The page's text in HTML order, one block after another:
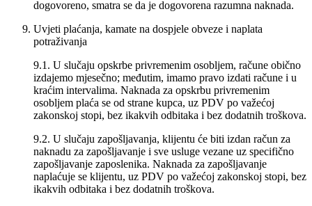
dogovoreno, smatra se da je dogovorena razumna naknada.
Uvjeti plaćanja, kamate na dospjele obveze i naplata
potraživanja
9.1. U slučaju opskrbe privremenim osobljem, račune obično
izdajemo mjesečno; međutim, imamo pravo izdati račune i u
kraćim intervalima. Naknada za opskrbu privremenim
osobljem plaća se od strane kupca, uz PDV po važećoj
zakonskoj stopi, bez ikakvih odbitaka i bez dodatnih troškova.
9.2. U slučaju zapošljavanja, klijentu će biti izdan račun za
naknadu za zapošljavanje i sve usluge vezane uz specifično
zapošljavanje zaposlenika. Naknada za zapošljavanje
naplaćuje se klijentu, uz PDV po važećoj zakonskoj stopi, bez
ikakvih odbitaka i bez dodatnih troškova.